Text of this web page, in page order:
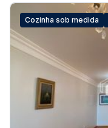
Cozinha sob medida